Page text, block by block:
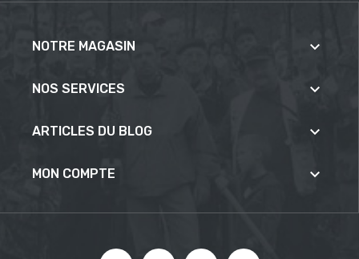
NOTRE MAGASIN 
NOS SERVICES 
ARTICLES DU BLOG 
MON COMPTE 